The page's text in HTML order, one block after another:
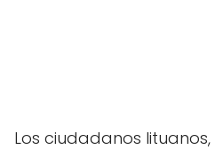
Los ciudadanos